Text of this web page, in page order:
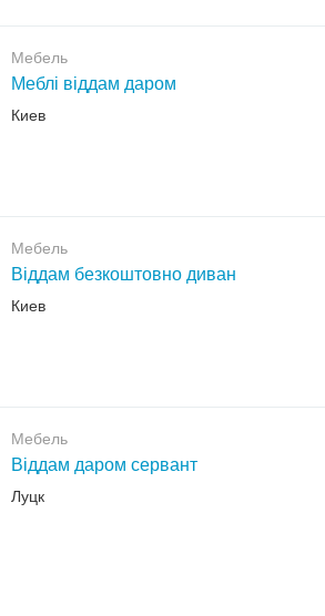
Мебель
Меблі віддам даром
Киев
Мебель
Віддам безкоштовно диван
Киев
Мебель
Віддам даром сервант
Луцк